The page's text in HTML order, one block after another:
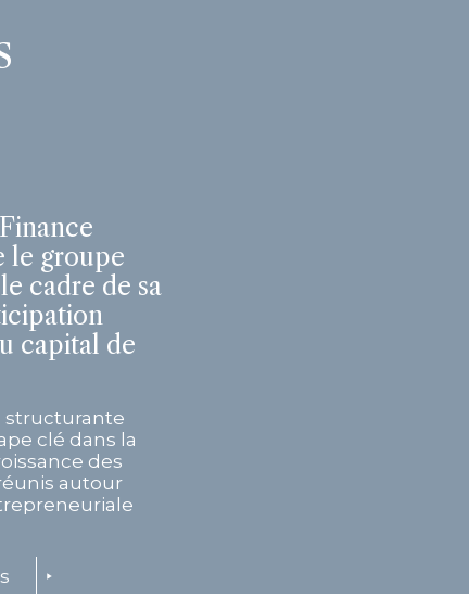
le groupe
cadre de sa
capital de
structurante
clé dans la
des
autour